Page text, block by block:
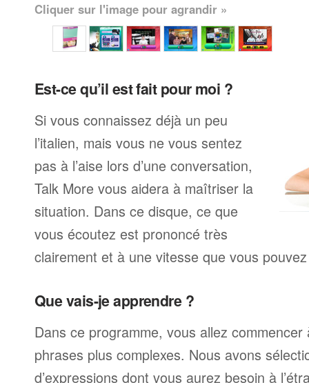
Cliquer sur l'image pour agrandir »
Est-ce qu’il est fait pour moi ?
Si vous connaissez déjà un peu
l’italien, mais vous ne vous sentez
pas à l’aise lors d’une conversation,
Talk More vous aidera à maîtriser la
situation. Dans ce disque, ce que
vous écoutez est prononcé très
clairement et à une vitesse que vous
Que vais-je apprendre ?
Dans ce programme, vous allez
phrases plus complexes. Nous avons
d’expressions dont vous aurez besoin à